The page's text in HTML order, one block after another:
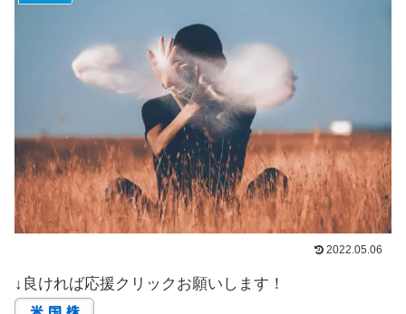
2022.05.06
↓良ければ応援クリックお願いします！